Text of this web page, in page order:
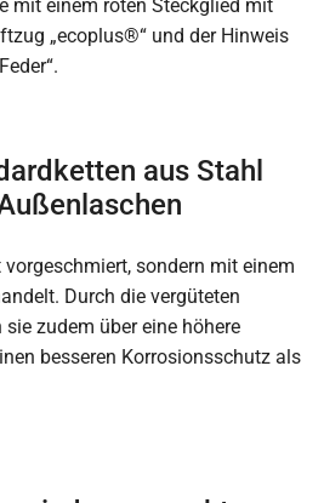
aus Stahl
sondern mit einem
Durch die vergüteten
zudem über eine höhere
besseren Korrosionsschutz als